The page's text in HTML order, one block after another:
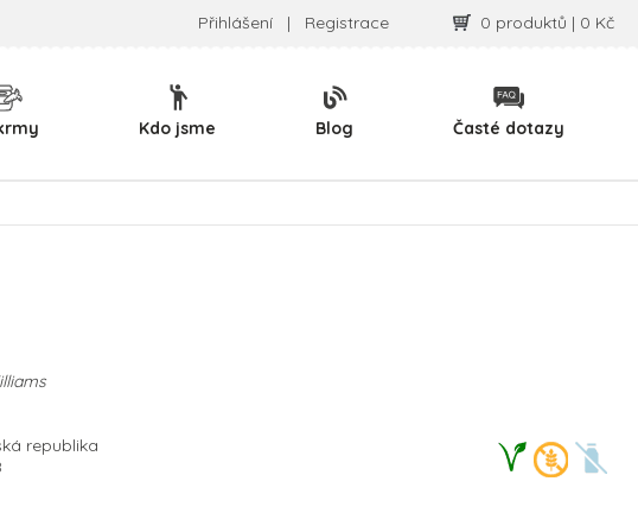
Přihlášení | Registrace 0 produktů | 0 Kč
Kdo jsme Blog Časté dotazy
republika